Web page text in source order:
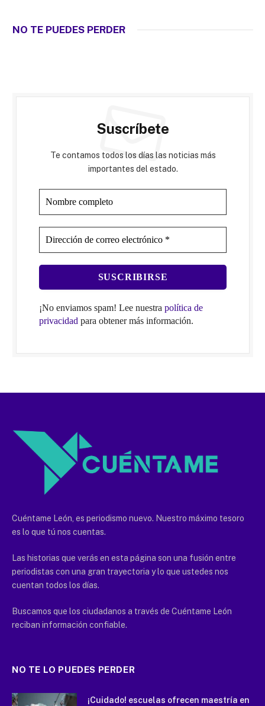
NO TE PUEDES PERDER
Suscríbete
Te contamos todos los días las noticias más
importantes del estado.
¡No enviamos spam! Lee nuestra política de
privacidad para obtener más información.
Cuéntame León, es periodismo nuevo. Nuestro máximo tesoro
es lo que tú nos cuentas.
Las historias que verás en esta página son una fusión entre
periodistas con una gran trayectoria y lo que ustedes nos
cuentan todos los días.
Buscamos que los ciudadanos a través de Cuéntame León
reciban información confiable.
NO TE LO PUEDES PERDER
¡Cuidado! escuelas ofrecen maestría en